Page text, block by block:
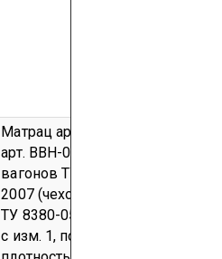
Матрац арт. МВН-063 и
арт. ВВН-063 для пассажирских
вагонов ТУ 8599-063-49957293-
2007 (чехол - ткань «Простор»
ТУ 8380-055-49957293-2005
с изм. 1, поверхностная